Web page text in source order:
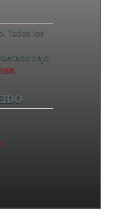
Todos los
bajo